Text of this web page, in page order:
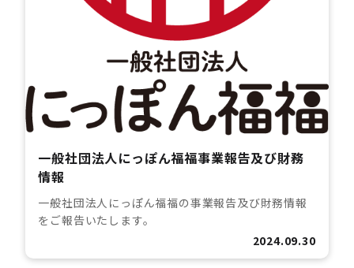
一般社団法人にっぽん福福事業報告及び財務
情報
一般社団法人にっぽん福福の事業報告及び財務情報
をご報告いたします。
2024.09.30